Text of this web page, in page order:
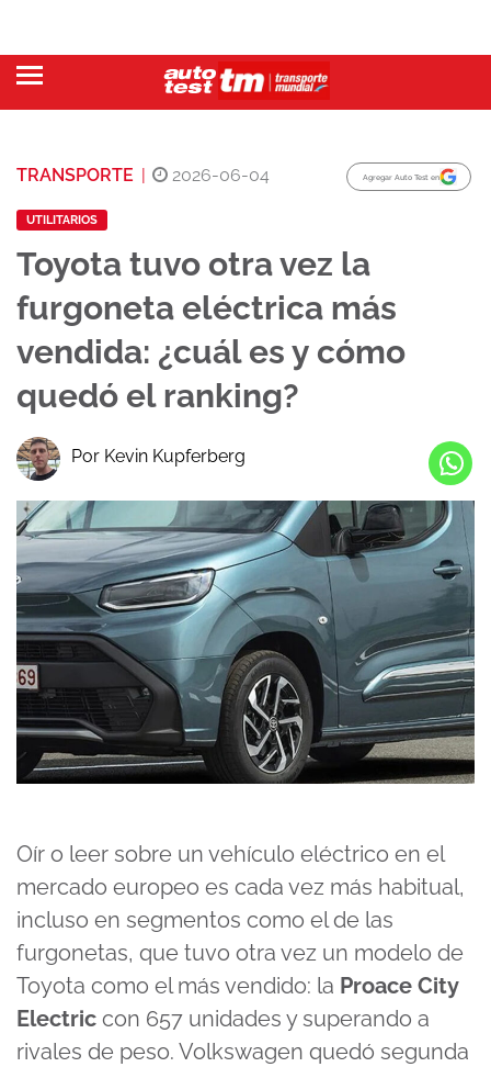
TRANSPORTE | 2026-06-04 Agregar Auto Test en
UTILITARIOS
Toyota tuvo otra vez la
furgoneta eléctrica más
vendida: ¿cuál es y cómo
quedó el ranking?
Por Kevin Kupferberg
Oír o leer sobre un vehículo eléctrico en el
mercado europeo es cada vez más habitual,
incluso en segmentos como el de las
furgonetas, que tuvo otra vez un modelo de
Toyota como el más vendido: la Proace City
Electric con 657 unidades y superando a
rivales de peso. Volkswagen quedó segunda